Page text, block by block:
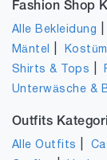
Fashion Shop
Alle Bekleidung
Mäntel
Shirts & Tops
Unterwäsche &
Outfits
Alle Outfits